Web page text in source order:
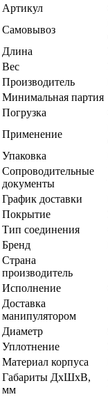
Артикул
Самовывоз
Длина
Вес
Производитель
Минимальная партия
Погрузка
Применение
Упаковка
Сопроводительные
документы
График доставки
Покрытие
Тип соединения
Бренд
Страна
производитель
Исполнение
Доставка
манипулятором
Диаметр
Уплотнение
Материал корпуса
Габариты ДхШхВ,
мм